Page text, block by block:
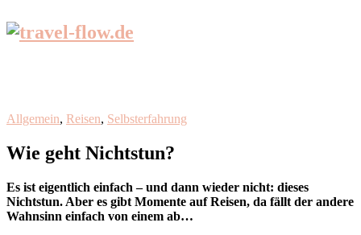
Allgemein, Reisen, Selbsterfahrung
Wie geht Nichtstun?
Es ist eigentlich einfach – und dann wieder nicht: dieses
Nichtstun. Aber es gibt Momente auf Reisen, da fällt der andere
Wahnsinn einfach von einem ab…